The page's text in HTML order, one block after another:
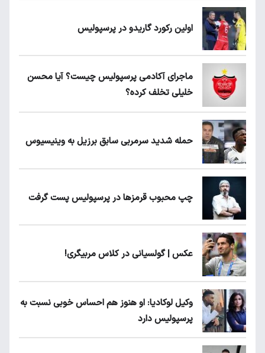
اولین رکورد گاریدو در پرسپولیس
ماجرای آکادمی پرسپولیس چیست؟ آیا محسن
خلیلی تخلف کرده؟
حمله شدید سرمربی سابق برزیل به وینیسیوس
چپ محبوب قرمزها در پرسپولیس پست گرفت
عکس | گولسیانی در کلاس مربیگری!
وکیل لوکادیا: او هنوز هم احساس خوبی نسبت به
پرسپولیس دارد